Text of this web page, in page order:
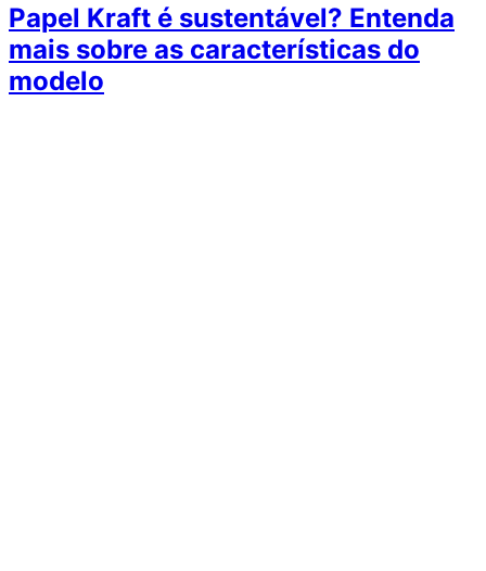
Papel Kraft é sustentável? Entenda
mais sobre as características do
modelo